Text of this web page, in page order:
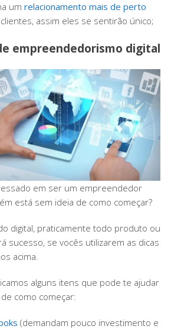
um relacionamento mais de perto
assim eles se sentirão único;
empreendedorismo digital
em ser um empreendedor
está sem ideia de como começar?
digital, praticamente todo produto ou
sucesso, se vocês utilizarem as dicas
acima.
alguns itens que pode te ajudar
como começar:
(demandam pouco investimento e